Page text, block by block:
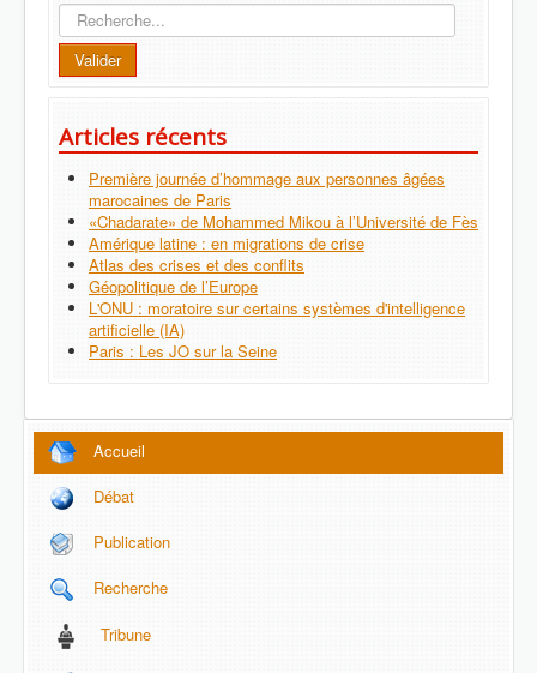
Recherche
Valider
Articles récents
Première journée d’hommage aux personnes âgées
marocaines de Paris
«Chadarate» de Mohammed Mikou à l’Université de Fès
Amérique latine : en migrations de crise
Atlas des crises et des conflits
Géopolitique de l’Europe
L'ONU : moratoire sur certains systèmes d'intelligence
artificielle (IA)
Paris : Les JO sur la Seine
Accueil
Débat
Publication
Recherche
Tribune